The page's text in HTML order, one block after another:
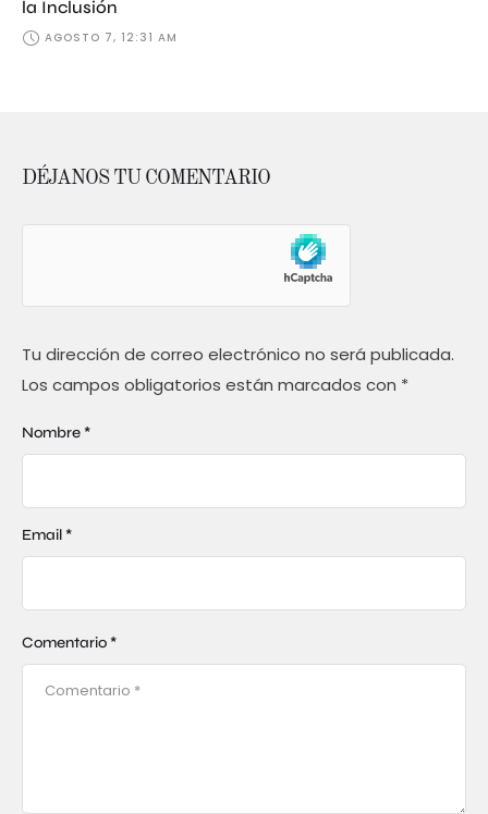
la Inclusión
AGOSTO 7, 12:31 AM
DÉJANOS TU COMENTARIO
Tu dirección de correo electrónico no será publicada.
Los campos obligatorios están marcados con *
Comentario *
Nombre *
Email *